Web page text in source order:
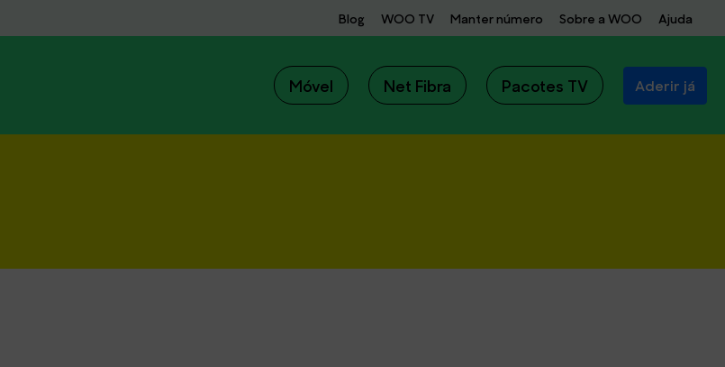
Blog WOO TV Manter número Sobre a WOO Ajuda
Móvel Net Fibra Pacotes TV Aderir já